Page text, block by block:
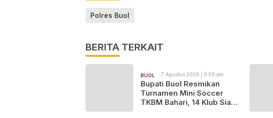
Polres Buol
BERITA TERKAIT
BUOL 7 Agustus 2026 | 9:59 pm
Bupati Buol Resmikan
Turnamen Mini Soccer
TKBM Bahari, 14 Klub Siap